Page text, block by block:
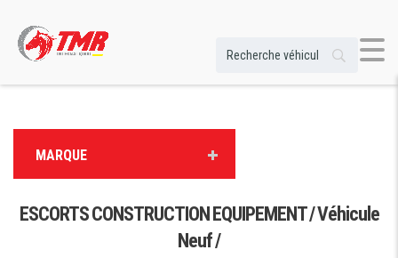
MARQUE
ESCORTS CONSTRUCTION EQUIPEMENT / Véhicule
Neuf /